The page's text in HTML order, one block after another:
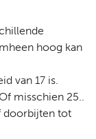
hoog kan
van 17 is.
misschien 25..
doorbijten tot